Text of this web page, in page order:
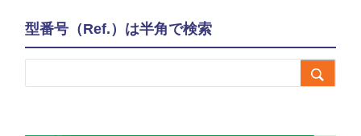
型番号（Ref.）は半角で検索
